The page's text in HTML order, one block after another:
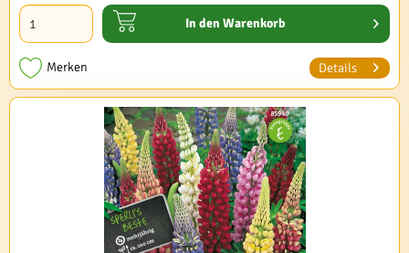
In den Warenkorb
Merken Details